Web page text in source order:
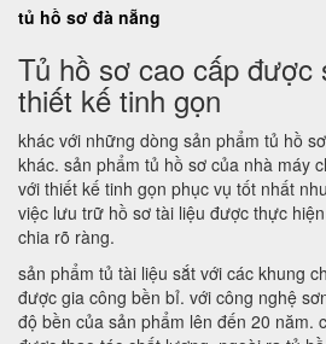
tủ hồ sơ đà nẵng
Tủ hồ sơ cao cấp được
thiết kế tinh gọn
khác với những dòng sản phẩm tủ hồ
khác. sản phẩm tủ hồ sơ của nhà máy
với thiết kế tinh gọn phục vụ tốt nhất
việc lưu trữ hồ sơ tài liệu được thực
chia rõ ràng.
sản phẩm tủ tài liệu sắt với các khung
được gia công bền bỉ. với công nghệ
độ bền của sản phẩm lên đến 20 năm.